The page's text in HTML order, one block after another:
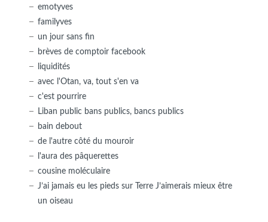
emotyves
familyves
un jour sans fin
brèves de comptoir facebook
liquidités
avec l'Otan, va, tout s'en va
c'est pourrire
Liban public bans publics, bancs publics
bain debout
de l'autre côté du mouroir
l'aura des pâquerettes
cousine moléculaire
J’ai jamais eu les pieds sur Terre J’aimerais mieux être
un oiseau